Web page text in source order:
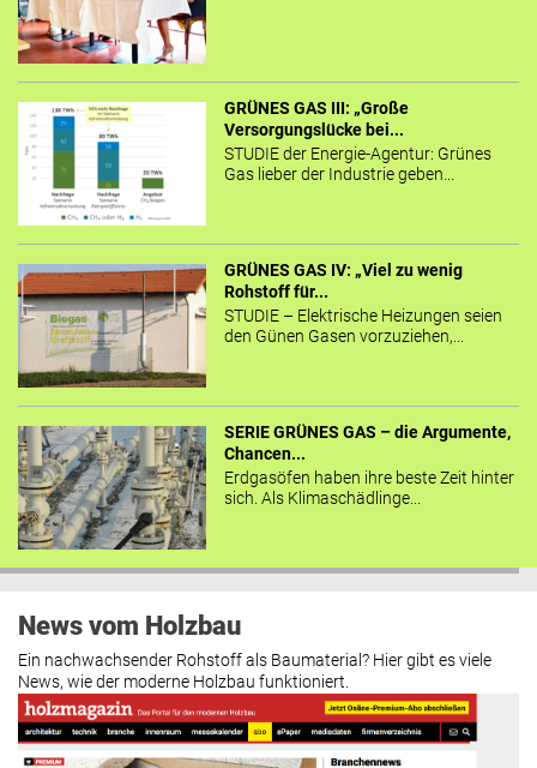
GRÜNES GAS III: „Große
Versorgungslücke bei...
STUDIE der Energie-Agentur: Grünes
Gas lieber der Industrie geben...
GRÜNES GAS IV: „Viel zu wenig
Rohstoff für...
STUDIE – Elektrische Heizungen seien
den Günen Gasen vorzuziehen,...
SERIE GRÜNES GAS – die Argumente,
Chancen...
Erdgasöfen haben ihre beste Zeit hinter
sich. Als Klimaschädlinge...
News vom Holzbau
Ein nachwachsender Rohstoff als Baumaterial? Hier gibt es viele
News, wie der moderne Holzbau funktioniert.